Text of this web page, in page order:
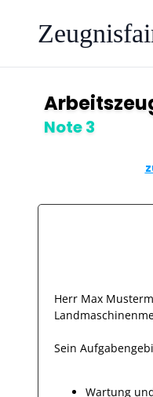
Note 3
Herr Max
Sein
Wartung